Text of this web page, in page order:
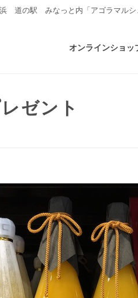
道の駅 みなっと内「アゴラマル
オンラインショッ
ゼント